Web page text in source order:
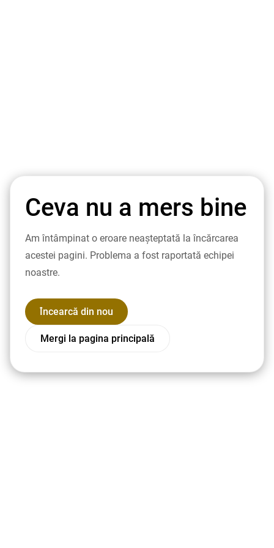
Ceva nu a mers bine
Am întâmpinat o eroare neașteptată la încărcarea
acestei pagini. Problema a fost raportată echipei
noastre.
Încearcă din nou
Mergi la pagina principală